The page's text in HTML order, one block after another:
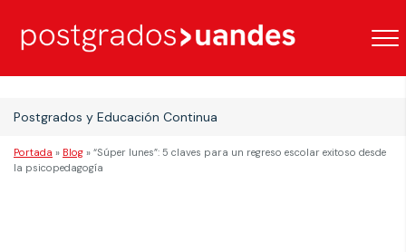
Postgrados y Educación Continua
Portada » Blog » “Súper lunes”: 5 claves para un regreso escolar exitoso desde
la psicopedagogía